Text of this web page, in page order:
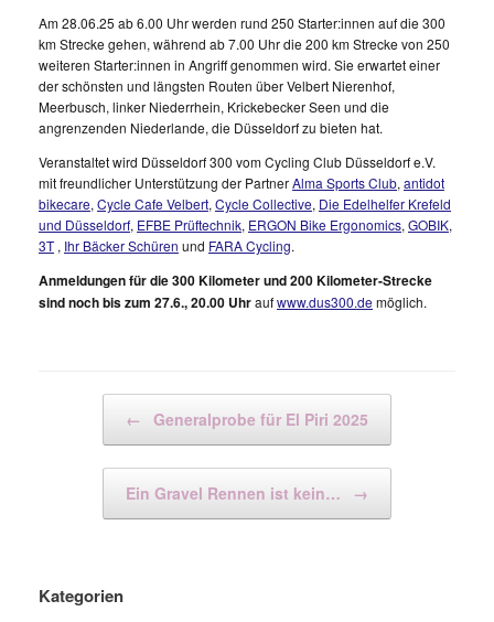
Am 28.06.25 ab 6.00 Uhr werden rund 250 Starter:innen auf die 300
km Strecke gehen, während ab 7.00 Uhr die 200 km Strecke von 250
weiteren Starter:innen in Angriff genommen wird. Sie erwartet einer
der schönsten und längsten Routen über Velbert Nierenhof,
Meerbusch, linker Niederrhein, Krickebecker Seen und die
angrenzenden Niederlande, die Düsseldorf zu bieten hat.
Veranstaltet wird Düsseldorf 300 vom Cycling Club Düsseldorf e.V.
mit freundlicher Unterstützung der PartnerAlma Sports Club,antidot
bikecare,Cycle Cafe Velbert,Cycle Collective, Die Edelhelfer Krefeld
und Düsseldorf, EFBE Prüftechnik, ERGON Bike Ergonomics,GOBIK,
3T, Ihr Bäcker Schüren und FARA Cycling.
Anmeldungen für die 300 Kilometer und 200 Kilometer-Strecke
sind noch bis zum 27.6., 20.00 Uhraufwww.dus300.de möglich.
← Generalprobe für El Piri 2025
Ein Gravel Rennen ist kein… →
Kategorien